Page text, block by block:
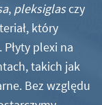
, pleksiglasczy
który
plexi na
takich jak
Bez względu